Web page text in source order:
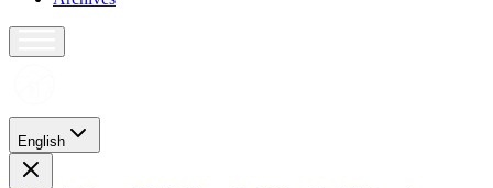
English